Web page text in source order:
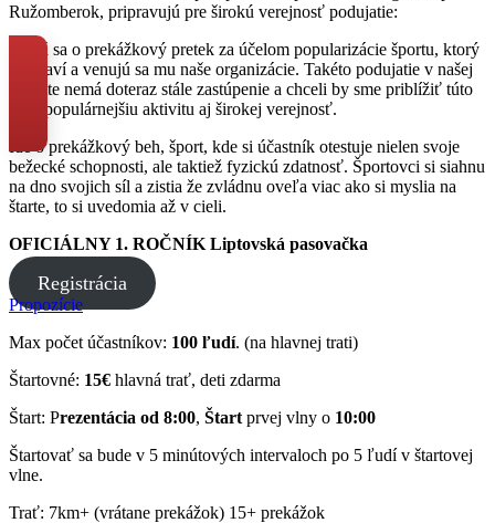
Ružomberok, pripravujú pre širokú verejnosť podujatie:
Jedná sa o prekážkový pretek za účelom popularizácie športu, ktorý
nás baví a venujú sa mu naše organizácie. Takéto podujatie v našej
lokalite nemá doteraz stále zastúpenie a chceli by sme priblížiť túto
stále populárnejšiu aktivitu aj širokej verejnosť.
Ide o prekážkový beh, šport, kde si účastník otestuje nielen svoje
bežecké schopnosti, ale taktiež fyzickú zdatnosť. Športovci si siahnu
na dno svojich síl a zistia že zvládnu oveľa viac ako si myslia na
štarte, to si uvedomia až v cieli.
OFICIÁLNY 1. ROČNÍK Liptovská pasovačka
Registrácia
Propozície
Max počet účastníkov: 100 ľudí. (na hlavnej trati)
Štartovné: 15€ hlavná trať, deti zdarma
Štart: Prezentácia od 8:00, Štart prvej vlny o 10:00
Štartovať sa bude v 5 minútových intervaloch po 5 ľudí v štartovej
vlne.
Trať: 7km+ (vrátane prekážok) 15+ prekážok